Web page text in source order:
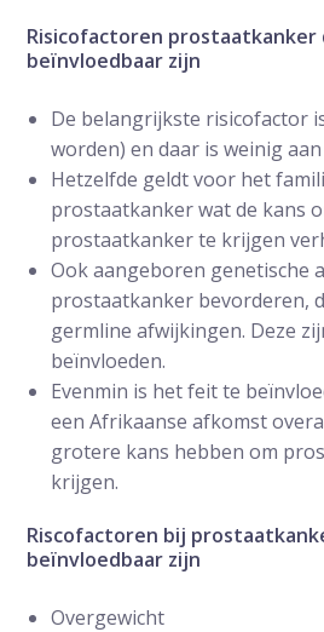
Risicofactoren prostaatkanker
beïnvloedbaar zijn
De belangrijkste risicofactor
worden) en daar is weinig
Hetzelfde geldt voor het
prostaatkanker wat de kans
prostaatkanker te krijgen
Ook aangeboren genetische
prostaatkanker bevorderen,
germline afwijkingen. Deze
beïnvloeden.
Evenmin is het feit te
een Afrikaanse afkomst
grotere kans hebben om
krijgen.
Riscofactoren bij
beïnvloedbaar zijn
Overgewicht